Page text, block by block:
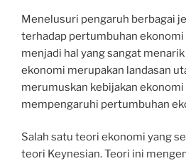
Menelusuri pengaruh berbagai
terhadap pertumbuhan
menjadi hal yang sangat
ekonomi merupakan landasan
merumuskan kebijakan ekonomi
mempengaruhi pertumbuhan
Salah satu teori ekonomi yang
teori Keynesian. Teori ini